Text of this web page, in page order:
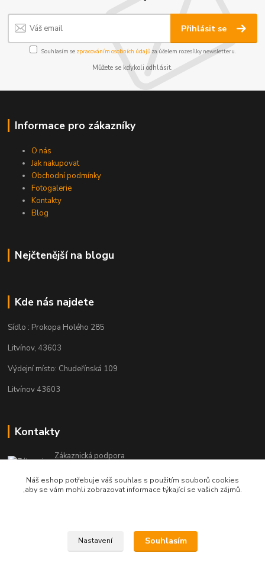
Přihlásit se
Souhlasím se zpracováním osobních údajůza účelem rozesílky newsletteru.
Můžete se kdykoli odhlásit.
Informace pro zákazníky
O nás
Jak nakupovat
Obchodní podmínky
Fotogalerie
Kontakty
Blog
Nejčtenější na blogu
Kde nás najdete
Sídlo : Prokopa Holého 285
Litvínov, 43603
Výdejní místo: Chudeřínská 109
Litvínov 43603
Kontakty
Zákaznická podpora
(Po-Pá, 8-16 hod.)
Náš eshop potřebuje váš souhlas s použitím souborů cookies
,aby se vám mohli zobrazovat informace týkající se vašich zájmů.
Nastavení Souhlasím